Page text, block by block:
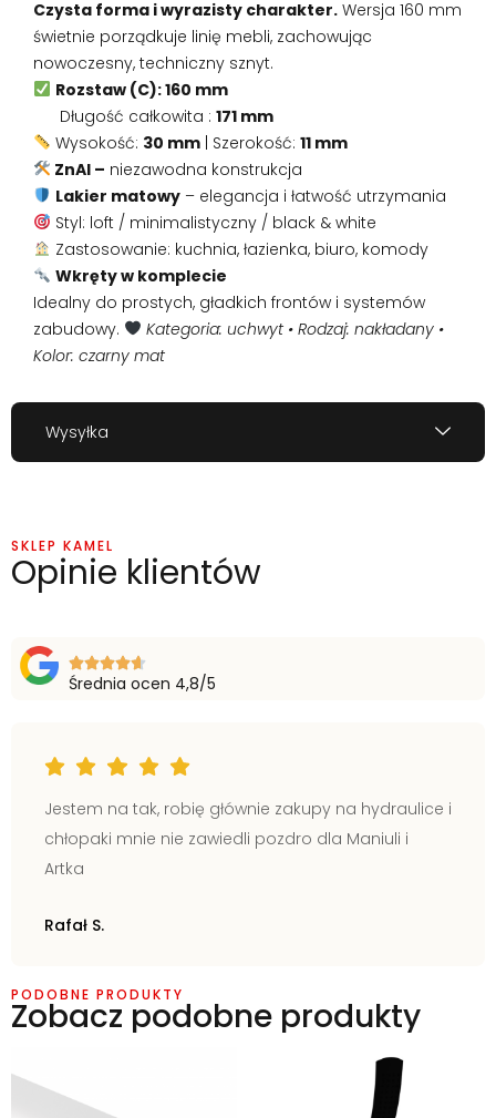
Czysta forma i wyrazisty charakter. Wersja 160 mm
świetnie porządkuje linię mebli, zachowując
nowoczesny, techniczny sznyt.
Rozstaw (C): 160 mm
Długość całkowita : 171 mm
Wysokość: 30 mm| Szerokość: 11 mm
ZnAl – niezawodna konstrukcja
Lakier matowy– elegancja i łatwość utrzymania
Styl: loft / minimalistyczny / black & white
Zastosowanie: kuchnia, łazienka, biuro, komody
Wkręty w komplecie
Idealny do prostych, gładkich frontów i systemów
zabudowy.
Kategoria: uchwyt • Rodzaj: nakładany •
Kolor: czarny mat
Wysyłka
SKLEP KAMEL
Opinie klientów
Średnia ocen 4,8/5
Jestem na tak, robię głównie zakupy na hydraulice i
chłopaki mnie nie zawiedli pozdro dla Maniuli i
Artka
Rafał S.
PODOBNE PRODUKTY
Zobacz podobne produkty